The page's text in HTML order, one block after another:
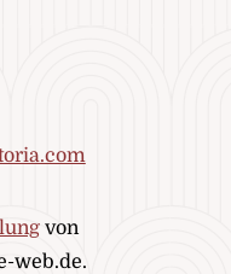
von
web.de.